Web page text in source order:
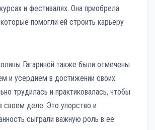
и фестивалях. Она приобрела
помогли ей строить карьеру
Гагариной также были отмечены
и усердием в достижении своих
трудилась и практиковалась, чтобы
своем деле. Это упорство и
сыграли важную роль в ее